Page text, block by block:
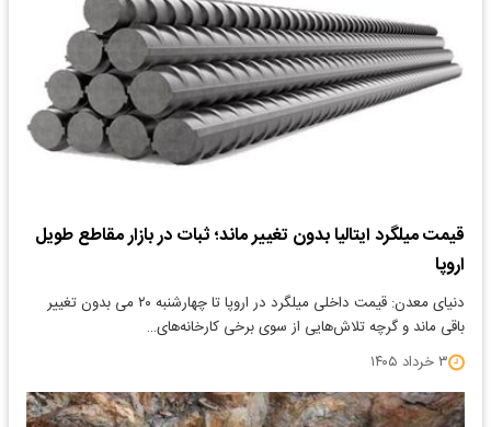
قیمت میلگرد ایتالیا بدون تغییر ماند؛ ثبات در بازار مقاطع طویل
اروپا
دنیای معدن: قیمت داخلی میلگرد در اروپا تا چهارشنبه ۲۰ می بدون تغییر
باقی ماند و گرچه تلاش‌هایی از سوی برخی کارخانه‌های…
۳ خرداد ۱۴۰۵